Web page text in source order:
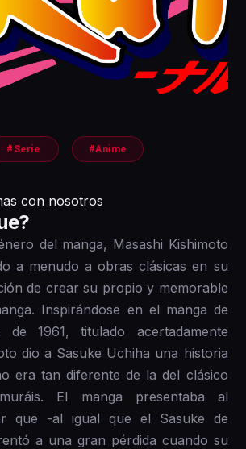
#Serie #Anime
con nosotros
del manga, Masashi Kishimoto
a menudo a obras clásicas en su
de crear su propio y memorable
Inspirándose en el manga de
de 1961, titulado acertadamente
dio a Sasuke Uchiha una historia
era tan diferente de la del clásico
El manga presentaba al
que -al igual que el Sasuke de
a una gran pérdida cuando su